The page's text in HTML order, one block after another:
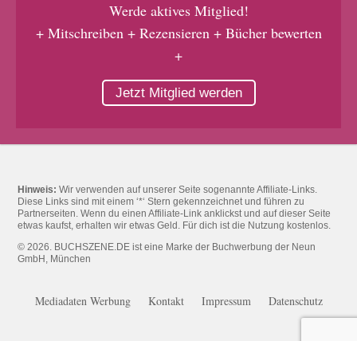
Werde aktives Mitglied!
+ Mitschreiben + Rezensieren + Bücher bewerten
+
Jetzt Mitglied werden
Hinweis: Wir verwenden auf unserer Seite sogenannte Affiliate-Links.
Diese Links sind mit einem ‘*‘ Stern gekennzeichnet und führen zu
Partnerseiten. Wenn du einen Affiliate-Link anklickst und auf dieser Seite
etwas kaufst, erhalten wir etwas Geld. Für dich ist die Nutzung kostenlos.
© 2026. BUCHSZENE.DE ist eine Marke der Buchwerbung der Neun
GmbH, München
Mediadaten Werbung Kontakt Impressum Datenschutz